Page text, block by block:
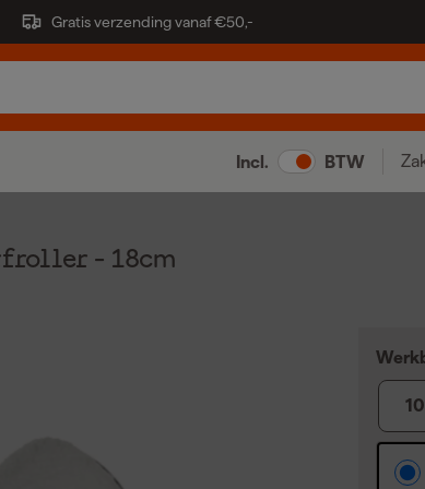
Gratis verzending vanaf €50,-
Incl. BTW
- 18cm